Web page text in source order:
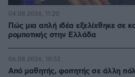
Πώς μια απλή ιδέα εξελίχθηκε σε
ρομποτικής στην Ελλάδα
04.08.2026, 11:20
Από μαθητής, φοιτητής σε άλλη
06.08.2026, 10:52